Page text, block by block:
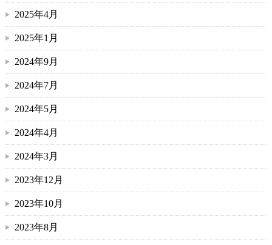
2025年4月
2025年1月
2024年9月
2024年7月
2024年5月
2024年4月
2024年3月
2023年12月
2023年10月
2023年8月